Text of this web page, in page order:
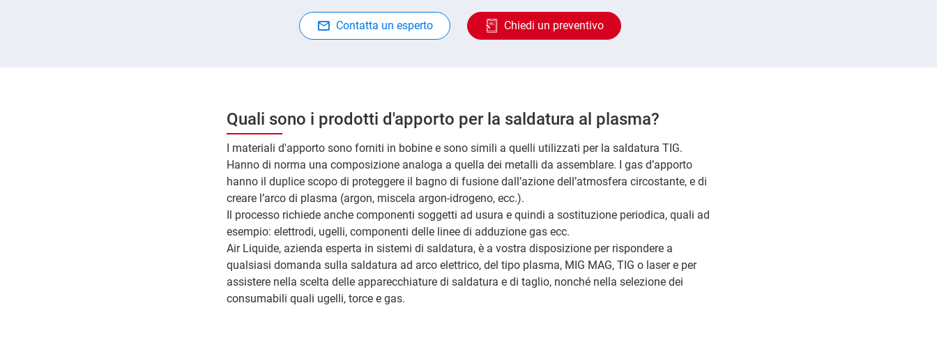
Contatta un esperto Chiedi un preventivo
Quali sono i prodotti d'apporto per la saldatura al plasma?
I materiali d'apporto sono forniti in bobine e sono simili a quelli utilizzati per la saldatura TIG.
Hanno di norma una composizione analoga a quella dei metalli da assemblare. I gas d’apporto
hanno il duplice scopo di proteggere il bagno di fusione dall’azione dell’atmosfera circostante, e di
creare l’arco di plasma (argon, miscela argon-idrogeno, ecc.).
Il processo richiede anche componenti soggetti ad usura e quindi a sostituzione periodica, quali ad
esempio: elettrodi, ugelli, componenti delle linee di adduzione gas ecc.
Air Liquide, azienda esperta in sistemi di saldatura, è a vostra disposizione per rispondere a
qualsiasi domanda sulla saldatura ad arco elettrico, del tipo plasma, MIG MAG, TIG o laser e per
assistere nella scelta delle apparecchiature di saldatura e di taglio, nonché nella selezione dei
consumabili quali ugelli, torce e gas.